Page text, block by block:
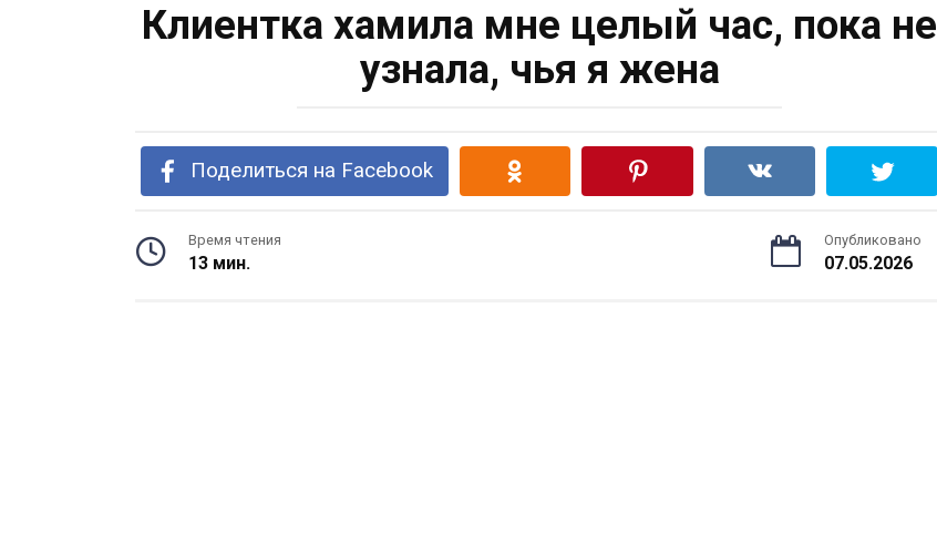
Клиентка хамила мне целый час, пока не
узнала, чья я жена
Поделиться на Facebook
Время чтения
13 мин.
Опубликовано
07.05.2026